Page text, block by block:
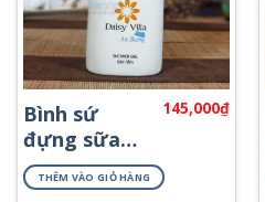
Bình sứ
đựng sữa
tắm in logo
PKNT-49
145,000₫
THÊM VÀO GIỎ HÀNG